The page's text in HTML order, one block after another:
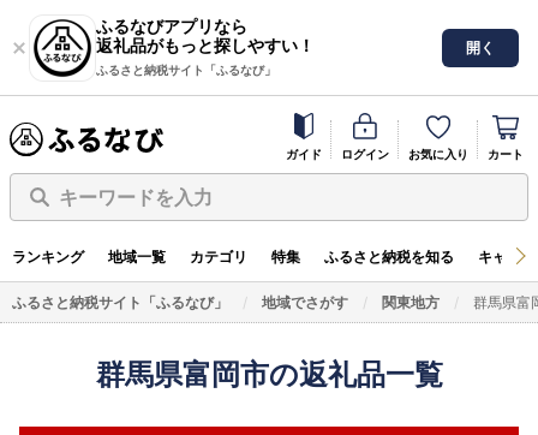
ふるなびアプリなら
返礼品がもっと探しやすい！
ふるさと納税サイト「ふるなび」
開く
ガイド ログイン お気に入り カート
キーワードを入力
ランキング 地域一覧 カテゴリ 特集 ふるさと納税を知る キャン
ふるさと納税サイト「ふるなび」 地域でさがす 関東地方 群馬県富
群馬県富岡市の返礼品一覧